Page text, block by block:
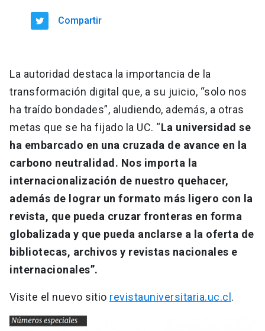
Compartir
La autoridad destaca la importancia de la
transformación digital que, a su juicio, “solo nos
ha traído bondades”, aludiendo, además, a otras
metas que se ha fijado la UC. “La universidad se
ha embarcado en una cruzada de avance en la
carbono neutralidad. Nos importa la
internacionalización de nuestro quehacer,
además de lograr un formato más ligero con la
revista, que pueda cruzar fronteras en forma
globalizada y que pueda anclarse a la oferta de
bibliotecas, archivos y revistas nacionales e
internacionales”.
Visite el nuevo sitio revistauniversitaria.uc.cl .